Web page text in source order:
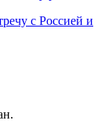
с Россией и